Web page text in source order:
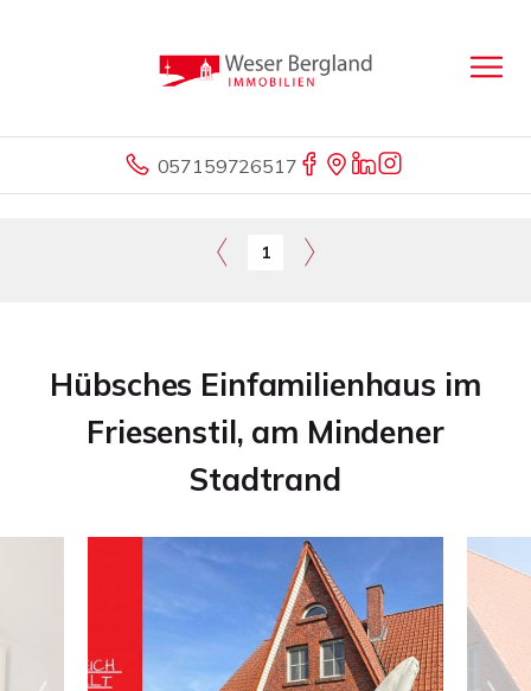
057159726517
1
Hübsches Einfamilienhaus im
Friesenstil, am Mindener
Stadtrand